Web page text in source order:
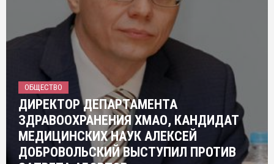
ОБЩЕСТВО
ДИРЕКТОР ДЕПАРТАМЕНТА
ЗДРАВООХРАНЕНИЯ ХМАО, КАНДИДАТ
МЕДИЦИНСКИХ НАУК АЛЕКСЕЙ
ДОБРОВОЛЬСКИЙ ВЫСТУПИЛ ПРОТИВ